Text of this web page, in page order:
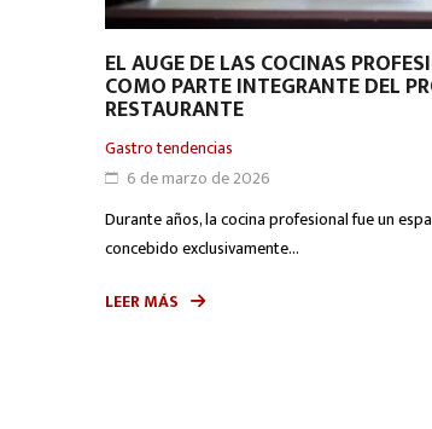
EL AUGE DE LAS COCINAS
COMO PARTE INTEGRANTE DEL
RESTAURANTE
Gastro tendencias
6 de marzo de 2026
Durante años, la cocina profesional fue un
concebido exclusivamente...
LEER MÁS